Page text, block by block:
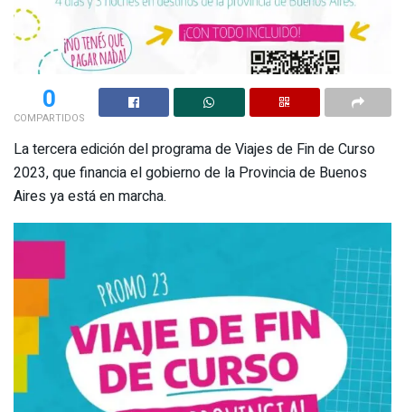
0
COMPARTIDOS
La tercera edición del programa de Viajes de Fin de Curso
2023, que financia el gobierno de la Provincia de Buenos
Aires ya está en marcha.